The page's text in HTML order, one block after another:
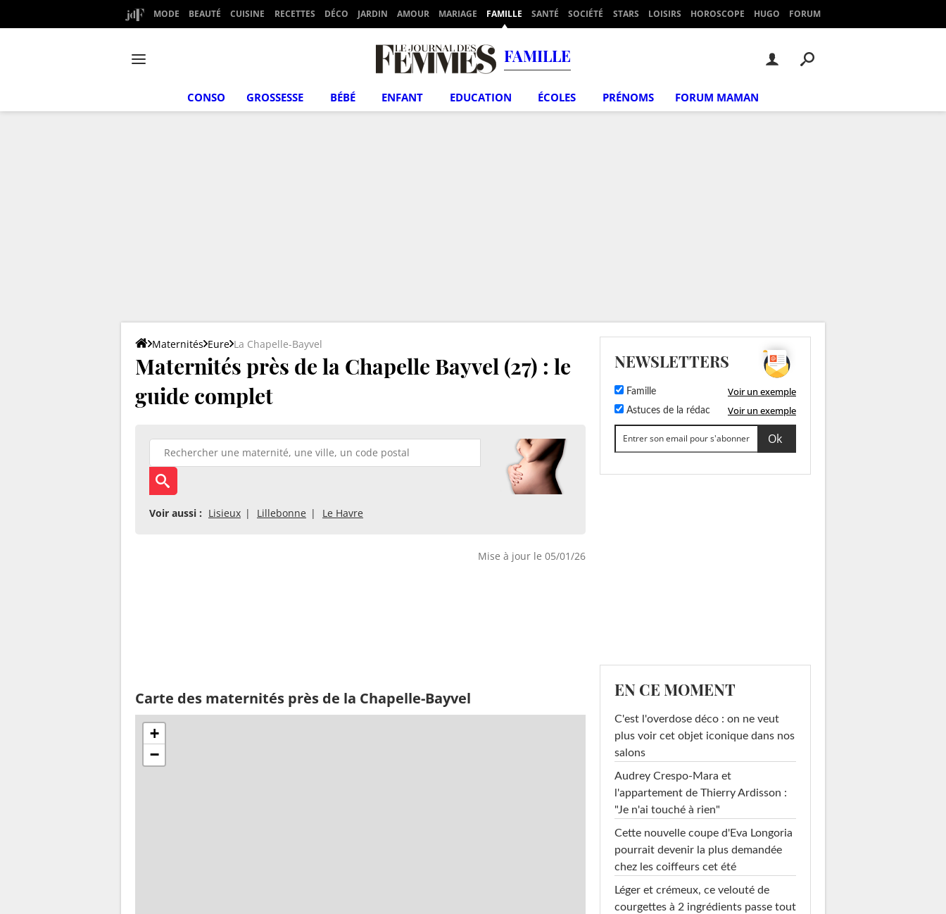
MODE BEAUTÉ CUISINE RECETTES DÉCO JARDIN AMOUR MARIAGE FAMILLE SANTÉ SOCIÉTÉ STARS LOISIRS HOROSCOPE HUGO FORUM
FAMILLE
CONSO GROSSESSE BÉBÉ ENFANT EDUCATION ÉCOLES PRÉNOMS FORUM MAMAN
Maternités Eure La Chapelle-Bayvel
Maternités près de la Chapelle Bayvel (27) : le
guide complet
Voir aussi : Lisieux Lillebonne Le Havre
Mise à jour le 05/01/26
Carte des maternités près de la Chapelle-Bayvel
+
−
NEWSLETTERS
Famille Voir un exemple
Astuces de la rédac Voir un exemple
EN CE MOMENT
C'est l'overdose déco : on ne veut
plus voir cet objet iconique dans nos
salons
Audrey Crespo-Mara et
l'appartement de Thierry Ardisson :
"Je n'ai touché à rien"
Cette nouvelle coupe d'Eva Longoria
pourrait devenir la plus demandée
chez les coiffeurs cet été
Léger et crémeux, ce velouté de
courgettes à 2 ingrédients passe tout